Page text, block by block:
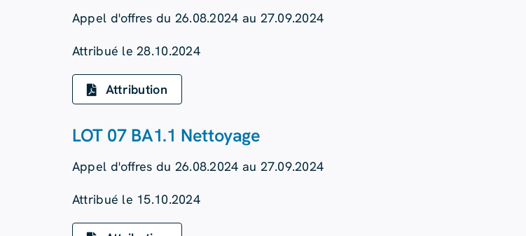
Appel d'offres du 26.08.2024 au 27.09.2024
Attribué le 28.10.2024
Attribution
LOT 07 BA1.1 Nettoyage
Appel d'offres du 26.08.2024 au 27.09.2024
Attribué le 15.10.2024